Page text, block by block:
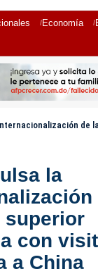
Economía
de la educación superior
la
superior
con
a China